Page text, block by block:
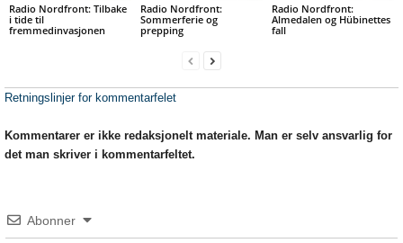
Radio Nordfront: Tilbake
i tide til
fremmedinvasjonen
Radio Nordfront:
Sommerferie og
prepping
Radio Nordfront:
Almedalen og Hübinettes
fall
Retningslinjer for kommentarfelet
Kommentarer er ikke redaksjonelt materiale. Man er selv ansvarlig for
det man skriver i kommentarfeltet.
Abonner